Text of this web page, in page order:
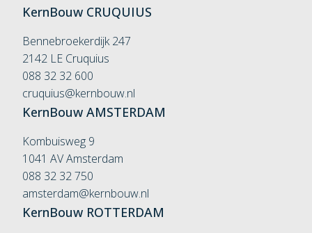
KernBouw CRUQUIUS
Bennebroekerdijk 247
2142 LE Cruquius
088 32 32 600
cruquius@kernbouw.nl
KernBouw AMSTERDAM
Kombuisweg 9
1041 AV Amsterdam
088 32 32 750
amsterdam@kernbouw.nl
KernBouw ROTTERDAM